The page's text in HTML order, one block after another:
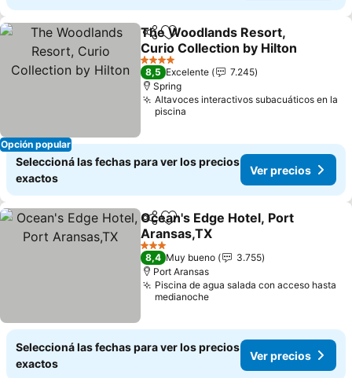
Opción popular
Compartir
Añadir a favoritos
The Woodlands Resort,
Curio Collection by Hilton
4 Estrellas
8,5 Excelente
7.245
Spring
Altavoces interactivos subacuáticos en la
piscina
Seleccioná las fechas para ver los precios
exactos
Ver precios
CompartirAñadir a favoritos
Ocean's Edge Hotel, Port
Aransas,TX
3 Estrellas
8,4 Muy bueno
3.755
Port Aransas
Piscina de agua salada con acceso hasta
medianoche
Seleccioná las fechas para ver los precios
exactos
Ver precios